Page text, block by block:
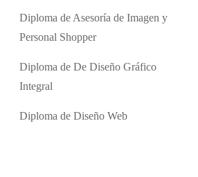
Diploma de Asesoría de Imagen y
Personal Shopper
Diploma de De Diseño Gráfico
Integral
Diploma de Diseño Web